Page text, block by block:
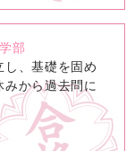
部
、基礎を固め
から過去問に